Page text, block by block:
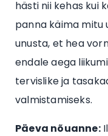
hästi nii kehas kui
panna käima mitu
unusta, et hea
endale aega
tervislike ja
valmistamiseks.
Päeva nõuanne: